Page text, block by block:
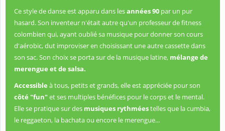
Ce style de danse est apparu dans lesannées 90 par un pur
hasard. Son inventeur n'était autre qu'un professeur de fitness
colombien qui, ayant oublié sa musique pour donner son cours
d'aérobic, dut improviser en choisissant une autre cassette dans
son sac. Son choix se porta sur de la musique latine, mélange de
merengue et de salsa.
Accessible à tous, petits et grands, elle est appréciée pour son
côté "fun"et ses multiples bénéfices pour le corps et le mental.
Elle se pratique sur des musiques rythméestelles que la cumbia,
le reggaeton, la bachata ou encore le merengue...